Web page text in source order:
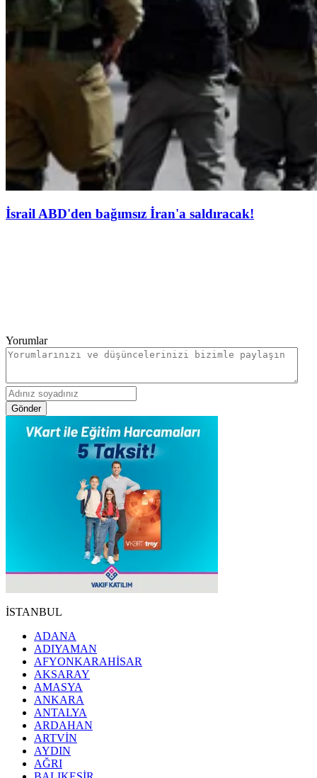
İsrail ABD'den bağımsız İran'a saldıracak!
Yorumlar
Gönder
İSTANBUL
ADANA
ADIYAMAN
AFYONKARAHİSAR
AKSARAY
AMASYA
ANKARA
ANTALYA
ARDAHAN
ARTVİN
AYDIN
AĞRI